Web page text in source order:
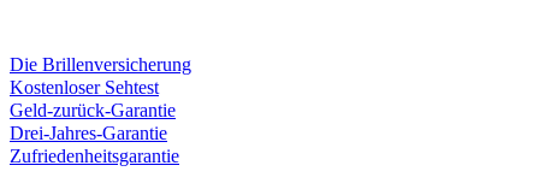
Die Brillenversicherung
Kostenloser Sehtest
Geld-zurück-Garantie
Drei-Jahres-Garantie
Zufriedenheitsgarantie